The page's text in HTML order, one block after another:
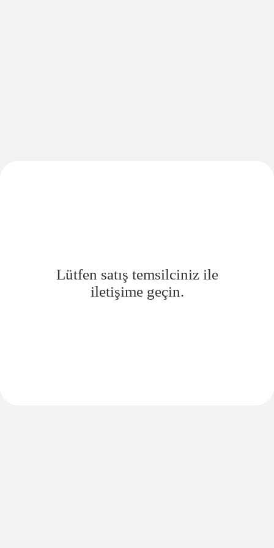
Lütfen satış temsilciniz ile
iletişime geçin.